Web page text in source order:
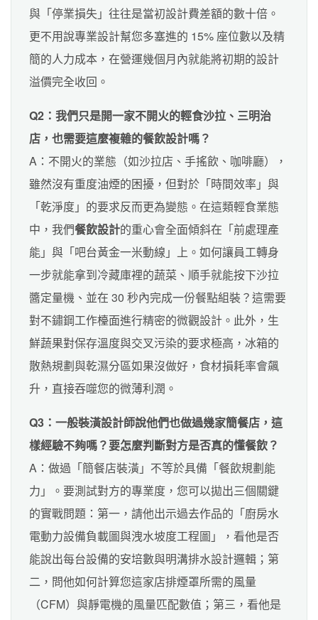
與「停業損失」往往是當初設計費差額的數十倍。
更不用說專業設計幫您多塞進的 15% 座位數以及精
簡的人力成本，在營運幾個月內就能將初期的設計
溢價完全收回。
Q2：我們只是開一家不開火的輕食沙拉、三明治
店，也需要這麼複雜的餐飲設計嗎？
A：不開火的業態（如沙拉店、手搖飲、咖啡廳），
雖然沒有重度油煙的困擾，但對於「時間效率」與
「乾淨度」的要求反而更為變態。在這類輕食業態
中，我們餐飲設計的重心會全面傾斜在「前處理產
能」與「吧台黃金一米動線」上。如何讓員工轉身
一步就能拿到冷藏庫裡的蔬菜、順手就能按下沙拉
醬定量機、並在 30 秒內完成一份餐點組裝？這需要
對不鏽鋼工作檯面進行精密的微觀設計。此外，生
鮮蔬果對保存溫度與交叉污染的要求極高，冰箱的
散熱規劃與乾濕分區如果沒做好，食材損耗率會飆
升，直接吞噬您的微薄利潤。
Q3：一般裝潢設計師說他們也做過幾家簡餐店，這
樣經驗不夠嗎？要怎麼判斷對方是否真的懂餐飲？
A：做過「簡餐店裝潢」不等於具備「餐飲規劃能
力」。要測試對方的專業度，您可以拋出三個關鍵
的實戰問題：第一，請他出示過去作品的「廚房水
電動力設備負載圖與洩水坡度工程圖」，看他是否
能說出每台設備的安培數與明溝排水設計邏輯；第
二，問他如何計算您這家店排煙罩所需的風量
（CFM）與靜電機的風量匹配數值；第三，看他是